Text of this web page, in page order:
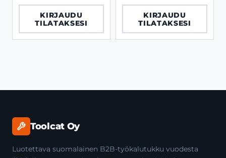
liimapuikkoa
KIRJAUDU
TILATAKSESI
KIRJAUDU
TILATAKSESI
Toolcat Oy
Luotettava suomalainen B2B-työkalutukku vuodesta